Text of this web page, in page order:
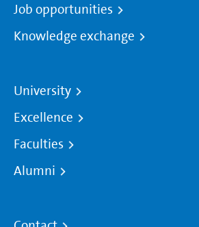
Job opportunities
Knowledge exchange
University
Excellence
Faculties
Alumni